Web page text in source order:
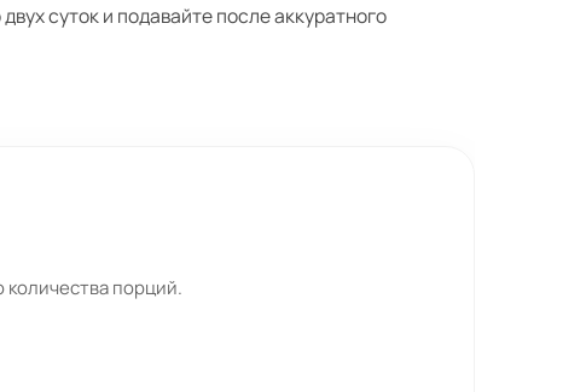
суток и подавайте после аккуратного
порций.